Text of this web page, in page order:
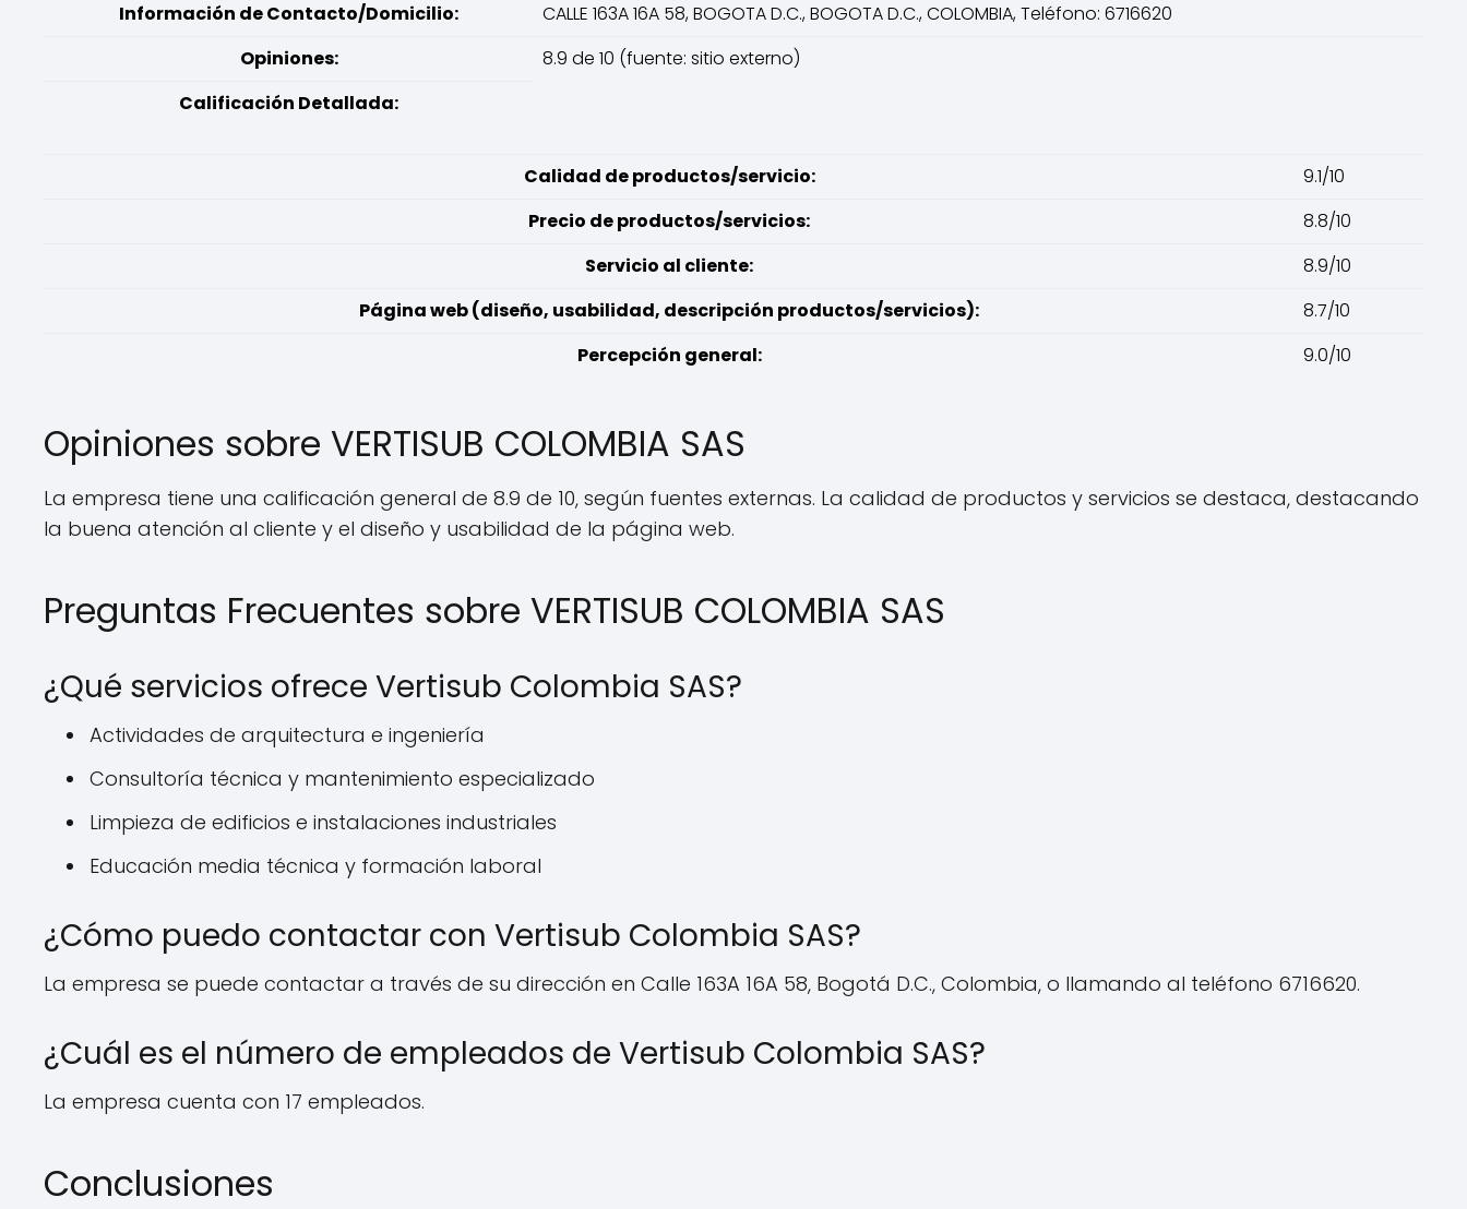
Información de Contacto/Domicilio:
CALLE 163A 16A 58, BOGOTA D.C., BOGOTA D.C., COLOMBIA, Teléfono: 6716620
Opiniones:
8.9 de 10 (fuente: sitio externo)
Calificación Detallada:
Calidad de productos/servicio:
9.1/10
Precio de productos/servicios:
8.8/10
Servicio al cliente:
8.9/10
Página web (diseño, usabilidad, descripción productos/servicios):
8.7/10
Percepción general:
9.0/10
Opiniones sobre VERTISUB COLOMBIA SAS
La empresa tiene una calificación general de 8.9 de 10, según fuentes externas. La calidad de productos y servicios se destaca, destacando
la buena atención al cliente y el diseño y usabilidad de la página web.
Preguntas Frecuentes sobre VERTISUB COLOMBIA SAS
¿Qué servicios ofrece Vertisub Colombia SAS?
Actividades de arquitectura e ingeniería
Consultoría técnica y mantenimiento especializado
Limpieza de edificios e instalaciones industriales
Educación media técnica y formación laboral
¿Cómo puedo contactar con Vertisub Colombia SAS?
La empresa se puede contactar a través de su dirección en Calle 163A 16A 58, Bogotá D.C., Colombia, o llamando al teléfono 6716620.
¿Cuál es el número de empleados de Vertisub Colombia SAS?
La empresa cuenta con 17 empleados.
Conclusiones